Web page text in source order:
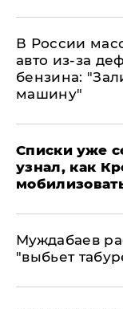
В России
авто из-за
бензина:
машину"
Списки уже
узнал, как
Муждабаев
"выбьет